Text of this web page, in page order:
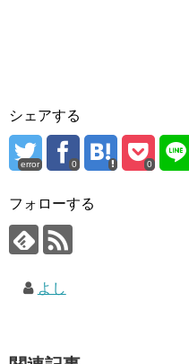
シェアする
error 0 0
フォローする
よし